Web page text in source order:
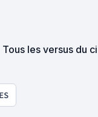
Tous les versus du